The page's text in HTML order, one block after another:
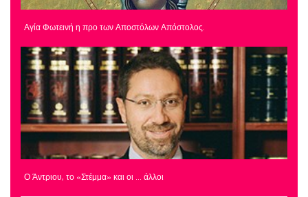
Αγία Φωτεινή η προ των Αποστόλων Απόστολος.
Ο Άντριου, το «Στέμμα» και οι … άλλοι